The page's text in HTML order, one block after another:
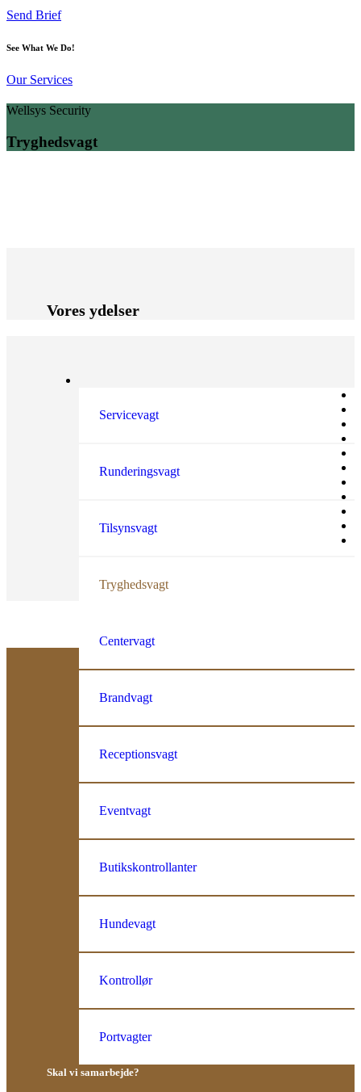
Send Brief
See What We Do!
Our Services
Wellsys Security
Tryghedsvagt
Vores ydelser
Servicevagt
Runderingsvagt
Tilsynsvagt
Tryghedsvagt
Centervagt
Brandvagt
Receptionsvagt
Eventvagt
Butikskontrollanter
Hundevagt
Kontrollør
Portvagter
Skal vi samarbejde?